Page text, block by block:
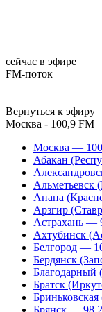
сейчас в эфире
FM-поток
Вернуться к эфиру
Москва - 100,9 FM
Москва —
Абакан
Альметьевск
Анапа
Арзгир
Астрахань —
Ахтубинск
Белгород —
Бердянск
Благодарный
Братск
Брянск —